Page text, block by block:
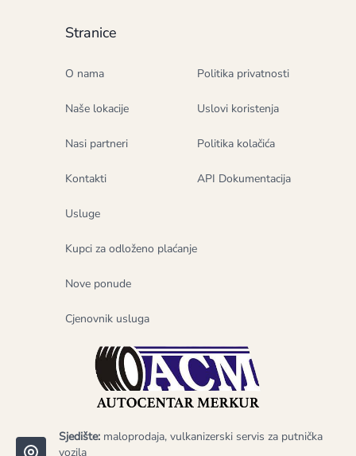
Sjedište: maloprodaja, vulkanizerski servis za putnička
vozila
Stranice
O nama
Naše lokacije
Nasi partneri
Kontakti
Usluge
Kupci za odloženo plaćanje
Nove ponude
Cjenovnik usluga
Politika privatnosti
Uslovi koristenja
Politika kolačića
API Dokumentacija